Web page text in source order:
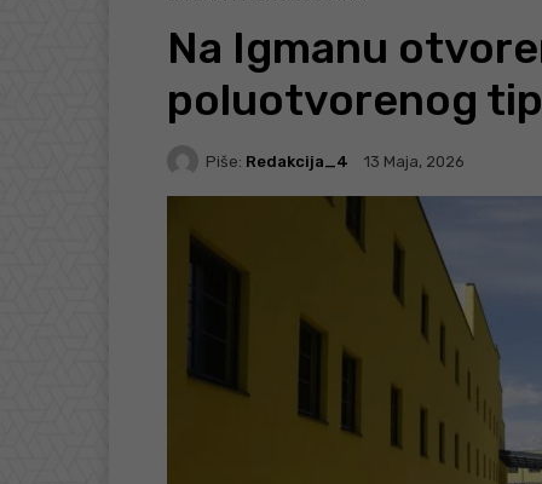
Na Igmanu
poluotvorenog
Piše: Redakcija_4 13 Maja, 2026